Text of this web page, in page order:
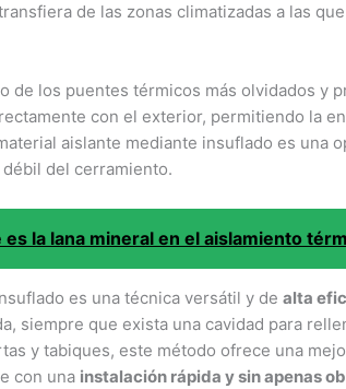
de las zonas climatizadas a las
de los puentes térmicos más olvidados y
con el exterior, permitiendo la
aislante mediante insuflado es una
del cerramiento.
es la lana mineral en el aislamiento
es una técnica versátil y de alta
siempre que exista una cavidad para
y tabiques, este método ofrece una
con una instalación rápida y sin apenas